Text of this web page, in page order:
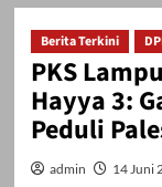
Berita Terkini
PKS
Hayya 3:
Peduli
admin 14 Juni